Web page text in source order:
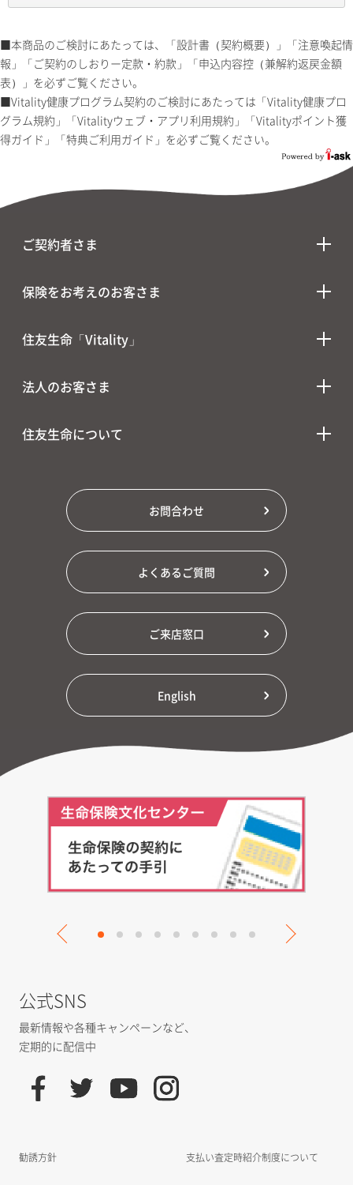
■本商品のご検討にあたっては、「設計書（契約概要）」「注意喚起情
報」「ご契約のしおりー定款・約款」「申込内容控（兼解約返戻金額
表）」を必ずご覧ください。
■Vitality健康プログラム契約のご検討にあたっては「Vitality健康プロ
グラム規約」「Vitalityウェブ・アプリ利用規約」「Vitalityポイント獲
得ガイド」「特典ご利用ガイド」を必ずご覧ください。
ご契約者さま
保険をお考えのお客さま
住友生命「Vitality」
法人のお客さま
住友生命について
お問合わせ
よくあるご質問
ご来店窓口
English
公式SNS
最新情報や各種キャンペーンなど、
定期的に配信中
勧誘方針 支払い査定時紹介制度について